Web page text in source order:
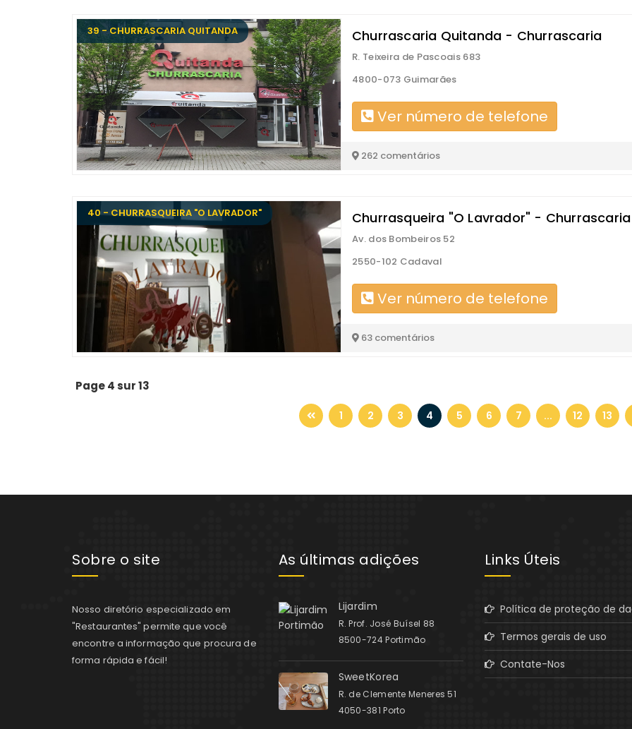
39 - CHURRASCARIA QUITANDA Churrascaria Quitanda - Churrascaria
R. Teixeira de Pascoais 683
4800-073 Guimarães
Ver número de telefone
262 comentários
40 - CHURRASQUEIRA "O LAVRADOR" Churrasqueira "O Lavrador" - Churrascaria
Av. dos Bombeiros 52
2550-102 Cadaval
Ver número de telefone
63 comentários
Page 4 sur 13
1 2 3 4 5 6 7 ... 12 13
Sobre o site
Nosso diretório especializado em
"Restaurantes" permite que você
encontre a informação que procura de
forma rápida e fácil!
As últimas adições
Lijardim
R. Prof. José Buísel 88
8500-724 Portimão
SweetKorea
R. de Clemente Meneres 51
4050-381 Porto
Links Úteis
Política de proteção de
Termos gerais de uso
Contate-Nos